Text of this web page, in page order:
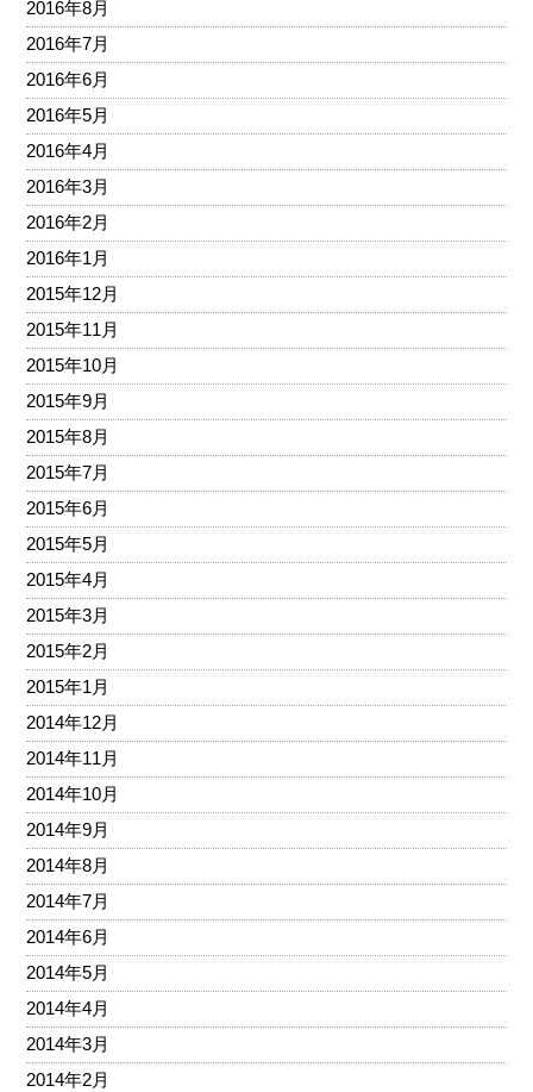
2016年8月
2016年7月
2016年6月
2016年5月
2016年4月
2016年3月
2016年2月
2016年1月
2015年12月
2015年11月
2015年10月
2015年9月
2015年8月
2015年7月
2015年6月
2015年5月
2015年4月
2015年3月
2015年2月
2015年1月
2014年12月
2014年11月
2014年10月
2014年9月
2014年8月
2014年7月
2014年6月
2014年5月
2014年4月
2014年3月
2014年2月